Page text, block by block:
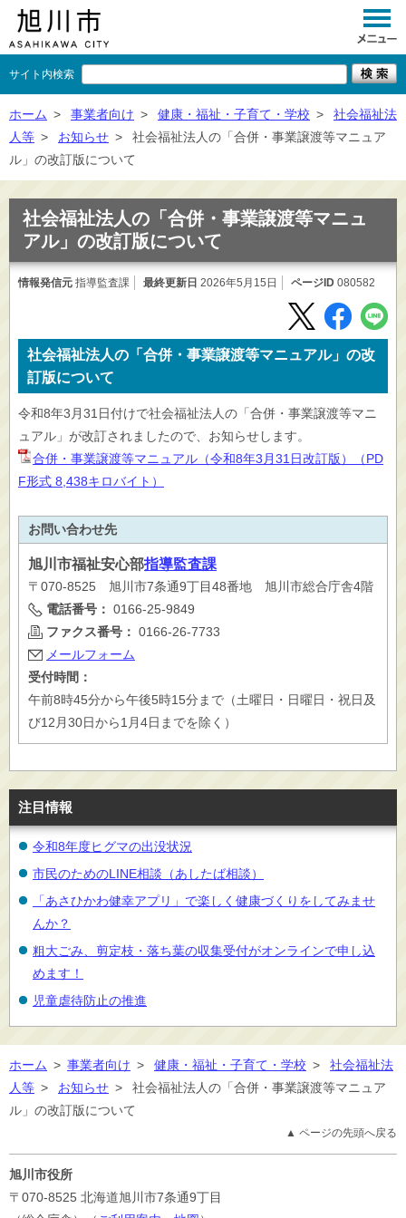
サイト内検索
くらし
事業者向け
施設一覧
×閉じる
ホーム > 事業者向け > 健康・福祉・子育て・学校 >
社会福祉法
人等 > お知らせ >
社会福祉法人の「合併・事業譲渡等マニュア
ル」の改訂版について
社会福祉法人の「合併・事業譲渡等マニュ
アル」の改訂版について
情報発信元 指導監査課 最終更新日 2026年5月15日 ページID 080582
社会福祉法人の「合併・事業譲渡等マニュアル」の改
訂版について
令和8年3月31日付けで社会福祉法人の「合併・事業譲渡等マニ
ュアル」が改訂されましたので、お知らせします。
合併・事業譲渡等マニュアル（令和8年3月31日改訂版）（PD
F形式 8,438キロバイト）
お問い合わせ先
旭川市福祉安心部指導監査課
〒070-8525 旭川市7条通9丁目48番地 旭川市総合庁舎4階
電話番号： 0166-25-9849
ファクス番号： 0166-26-7733
メールフォーム
受付時間：
午前8時45分から午後5時15分まで（土曜日・日曜日・祝日及
び12月30日から1月4日までを除く）
注目情報
令和8年度ヒグマの出没状況
市民のためのLINE相談（あしたば相談）
「あさひかわ健幸アプリ」で楽しく健康づくりをしてみませ
んか？
粗大ごみ、剪定枝・落ち葉の収集受付がオンラインで申し込
めます！
児童虐待防止の推進
ホーム > 事業者向け > 健康・福祉・子育て・学校 >
社会福祉法
人等 > お知らせ >
社会福祉法人の「合併・事業譲渡等マニュア
ル」の改訂版について
▲ ページの先頭へ戻る
旭川市役所
〒070-8525 北海道旭川市7条通9丁目